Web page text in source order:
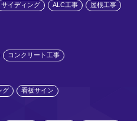
サイディング ALC工事 屋根工事
コンクリート工事
グ 看板サイン